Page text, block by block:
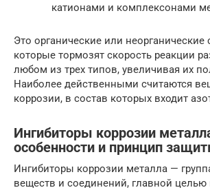
катионами и комплексонами
Это органические или неорганические
которые тормозят скорость реакции
любом из трех типов, увеличивая их
Наиболее действенными считаются
коррозии, в состав которых входит
Ингибиторы коррозии
особенности и принцип
Ингибиторы коррозии металла —
веществ и соединений, главной целью